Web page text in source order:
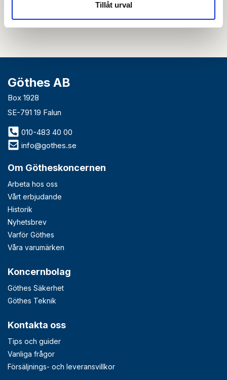
Tillåt urval
tidigare nyhetsbrev
Göthes AB
Box 1928
SE-791 19 Falun
010-483 40 00
info@gothes.se
Om Götheskoncernen
Arbeta hos oss
Vårt erbjudande
Historik
Nyhetsbrev
Varför Göthes
Våra varumärken
Koncernbolag
Göthes Säkerhet
Göthes Teknik
Kontakta oss
Tips och guider
Vanliga frågor
Försäljnings- och leveransvillkor